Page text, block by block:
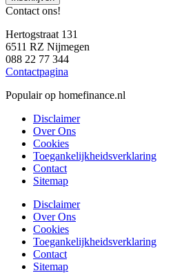
Contact ons!
Hertogstraat 131
6511 RZ Nijmegen
088 22 77 344
Contactpagina
Populair op homefinance.nl
Disclaimer
Over Ons
Cookies
Toegankelijkheidsverklaring
Contact
Sitemap
Disclaimer
Over Ons
Cookies
Toegankelijkheidsverklaring
Contact
Sitemap